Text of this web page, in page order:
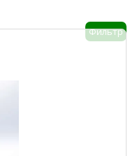
Фильтр